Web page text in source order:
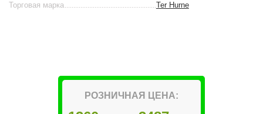
Ter Hurne
Торговая марка
РОЗНИЧНАЯ ЦЕНА: